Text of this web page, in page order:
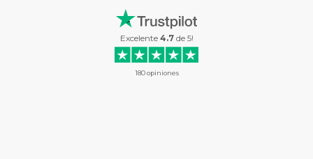
Excelente 4.7 de 5!
180 opiniones